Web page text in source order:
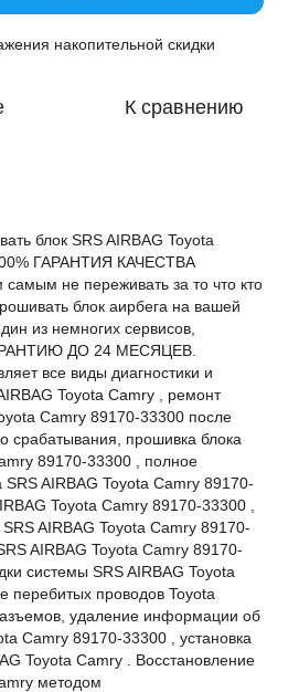
накопительной скидки
К сравнению
блок SRS AIRBAG Toyota
ГАРАНТИЯ КАЧЕСТВА
не переживать за то что кто
блок аирбега на вашей
из немногих сервисов,
ДО 24 МЕСЯЦЕВ.
все виды диагностики и
Toyota Camry , ремонт
Camry 89170-33300 после
срабатывания, прошивка блока
89170-33300 , полное
SRS AIRBAG Toyota Camry 89170-
Toyota Camry 89170-33300 ,
AIRBAG Toyota Camry 89170-
AIRBAG Toyota Camry 89170-
системы SRS AIRBAG Toyota
перебитых проводов Toyota
удаление информации об
Camry 89170-33300 , установка
Toyota Camry . Восстановление
методом